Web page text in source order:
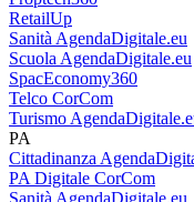
HealthTech360
Innovation Post
InsuranceUp
MediaCorCom
Proptech360
RetailUp
SanitàAgendaDigitale.eu
Scuola
SpacEconomy360
TelcoCorCom